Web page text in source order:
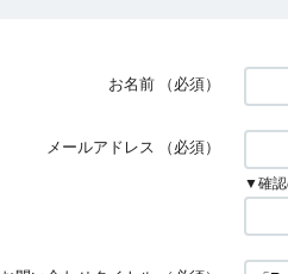
お名前 （必須）
メールアドレス （必須）
▼確認